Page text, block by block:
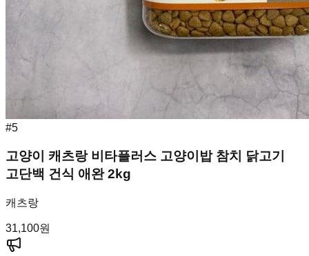
#5
고양이 캐츠랑 비타플러스 고양이밥 참치 닭고기
고단백 건식 애완 2kg
캐츠랑
31,100원